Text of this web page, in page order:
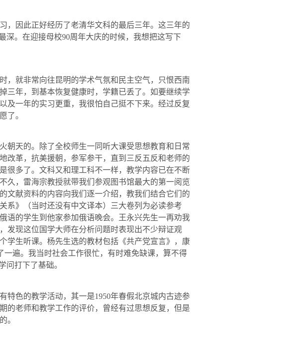
，因此正好经历了老清华文科的最后三年。这三年的
深。在迎接母校90周年大庆的时候，我想把这写下
，就非常向往昆明的学术气氛和民主空气，只恨西南
三年，到基本恢复健康时，学籍已丢了。如要继续学
及一年的实习更重，我很怕自己挺不下来。经过反复
了。
朝天的。除了全校师生一同听大课受思想教育和日常
改革，抗美援朝，参军参干，直到三反五反和老师的
很多了。文科又和理工科不一样，教学内容已在不断
久，雷海宗教授就带我们参观图书馆最大的第一阅览
文献资料的内容向我们逐一介绍，教我们结合它们的
系》（当时还没有中文译本）三大卷列为必读参考
语的学生到他家参加俄语晚会。王永兴先生一再劝我
发现这位国学大师在分析问题时表现出不少辩证观
学生听课。杨先生选的教材包括《共产党宣言》，康
一遍。我当时社会工作很忙，有时难免缺课，算不得
问打下了基础。
特色的教学活动，其一是1950年春假北京城内古迹参
的老师和教学工作的评价，曾经有过思想反复，但是
。